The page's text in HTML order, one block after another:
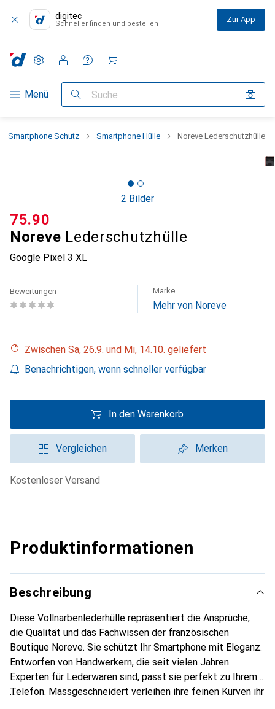
digitec
Schneller finden und bestellen Zur App
Navigation nach Kategorien
Menü Suche
Einstellungen
Kundenkonto
Vergleichslisten
Merklisten
Warenkorb
Smartphone Schutz Smartphone Hülle Noreve Lederschutzhülle
2 Bilder
Noreve Lederschutzhülle
Google Pixel 3 XL
CHF
75.90
Bewertungen Marke
Mehr von Noreve
Zwischen Sa, 26.9. und Mi, 14.10. geliefert
Benachrichtigen, wenn schneller verfügbar
In den Warenkorb
Vergleichen Merken
kostenloser Versand
Produktinformationen
Beschreibung
Diese Vollnarbenlederhülle repräsentiert die Ansprüche,
die Qualität und das Fachwissen der französischen
Boutique Noreve. Sie schützt Ihr Smartphone mit Eleganz.
Entworfen von Handwerkern, die seit vielen Jahren
Experten für Lederwaren sind, passt sie perfekt zu Ihrem
Telefon. Massgeschneidert verleihen ihre feinen Kurven ihr